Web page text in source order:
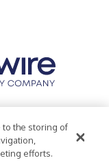
Statement
to the storing of
efforts.